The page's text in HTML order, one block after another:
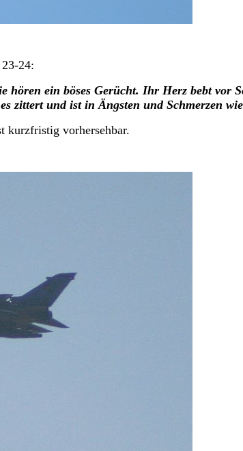
24:
ein böses Gerücht. Ihr Herz bebt vor
zittert und ist in Ängsten und Schmerzen
kurzfristig vorhersehbar.